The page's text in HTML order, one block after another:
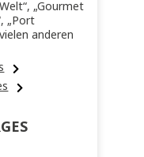
„Gourmet
„Port
anderen